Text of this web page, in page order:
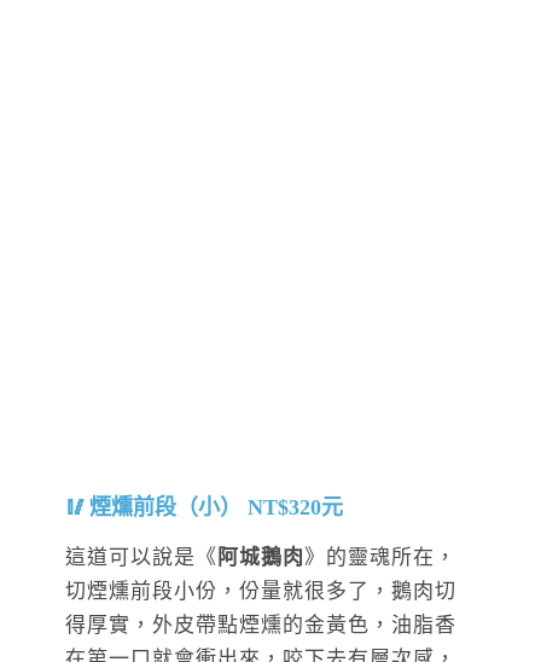
煙燻前段（小） NT$320元
這道可以說是《 阿城鵝肉》的靈魂所在，
切煙燻前段小份，份量就很多了，鵝肉切
得厚實，外皮帶點煙燻的金黃色，油脂香